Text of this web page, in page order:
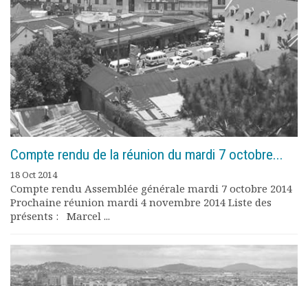
Compte rendu de la réunion du mardi 7 octobre...
18 Oct 2014
Compte rendu Assemblée générale mardi 7 octobre 2014
Prochaine réunion mardi 4 novembre 2014 Liste des
présents : Marcel ...